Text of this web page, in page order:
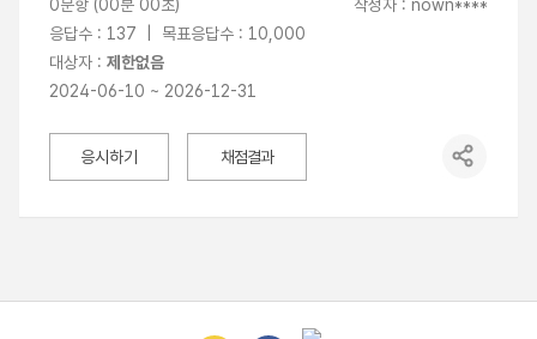
0문항 (00분 00초)
작성자 : nown****
응답수 : 137 | 목표응답수 : 10,000
대상자 : 제한없음
2024-06-10 ~ 2026-12-31
응시하기 채점결과